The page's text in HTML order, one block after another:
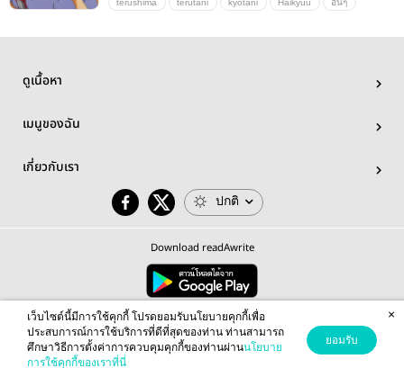
terushima terutani kyotani Haikyuu อื่นๆ
ดูเนื้อหา
เมนูของฉัน
เกี่ยวกับเรา
ปกติ
Download readAwrite
© 2026 readAwrite.com by MEB Corporation Public Company Limited
This site is protected by reCAPTCHA and the Google Privacy Policy Terms of Serviceapply.
เว็บไซต์นี้มีการใช้คุกกี้ โปรดยอมรับนโยบายคุกกี้เพื่อ
ประสบการณ์การใช้บริการที่ดีที่สุดของท่าน ท่านสามารถ
ศึกษาวิธีการตั้งค่าการควบคุมคุกกี้ของท่านผ่านนโยบาย
การใช้คุกกี้ของเราที่นี่
ยอมรับ
×